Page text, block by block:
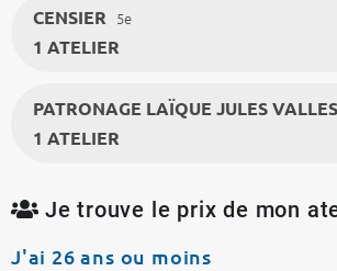
CENSIER 5e
1 ATELIER
PATRONAGE LAÏQUE JULES VALLES
1 ATELIER
Je trouve le prix de mon
J'ai 26 ans ou moins